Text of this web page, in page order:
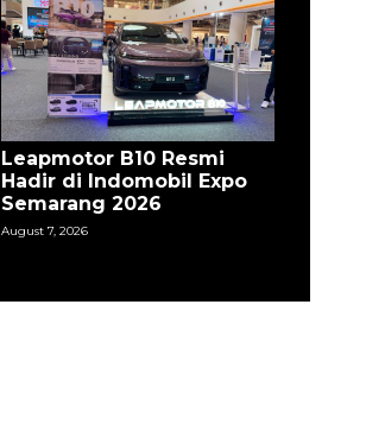
Leapmotor B10 Resmi
Hadir di Indomobil Expo
Semarang 2026
August 7, 2026